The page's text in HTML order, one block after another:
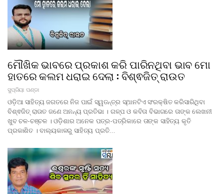
ମୌଖିକ ଭାବରେ ପ୍ରକାଶ କରି ପାରିନଥିବା ଭାବ ମୋ
ହାତରେ କଲମ ଧରାଇ ଦେଲା : ବିଶ୍ଵଜିତ୍ ରାଉତ
ସୁପ୍ରିୟା ପଣ୍ଡା
ଓଡ଼ିଆ ସାହିତ୍ୟ ଜଗତରେ ନିଜ ପାଇଁ ସ୍ୱତନ୍ତ୍ର ସ୍ଥାନଟିଏ ସଂରକ୍ଷିତ କରିସାରିଥିବା
ବିଶ୍ଵଜିତ୍ ରାଉତ ଜଣେ ଅନନ୍ୟ ପ୍ରତିଭା । ଗଳ୍ପ ଓ କବିତା ବିଭାଗରେ ତାଙ୍କ ଲେଖନୀ
ଖୁବ ଚଳ-ଚଞ୍ଚଳ । ଓଡ଼ିଶାର ଅନେକ ପତ୍ର-ପତ୍ରିକାରେ ତାଙ୍କ ସାହିତ୍ୟ କୃତି
ପ୍ରକାଶିତ । ବାଲ୍ୟକାଳରୁ ସାହିତ୍ୟ ପ୍ରତି…